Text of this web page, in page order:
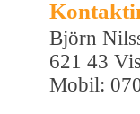
Björn
621 43
Mobil: